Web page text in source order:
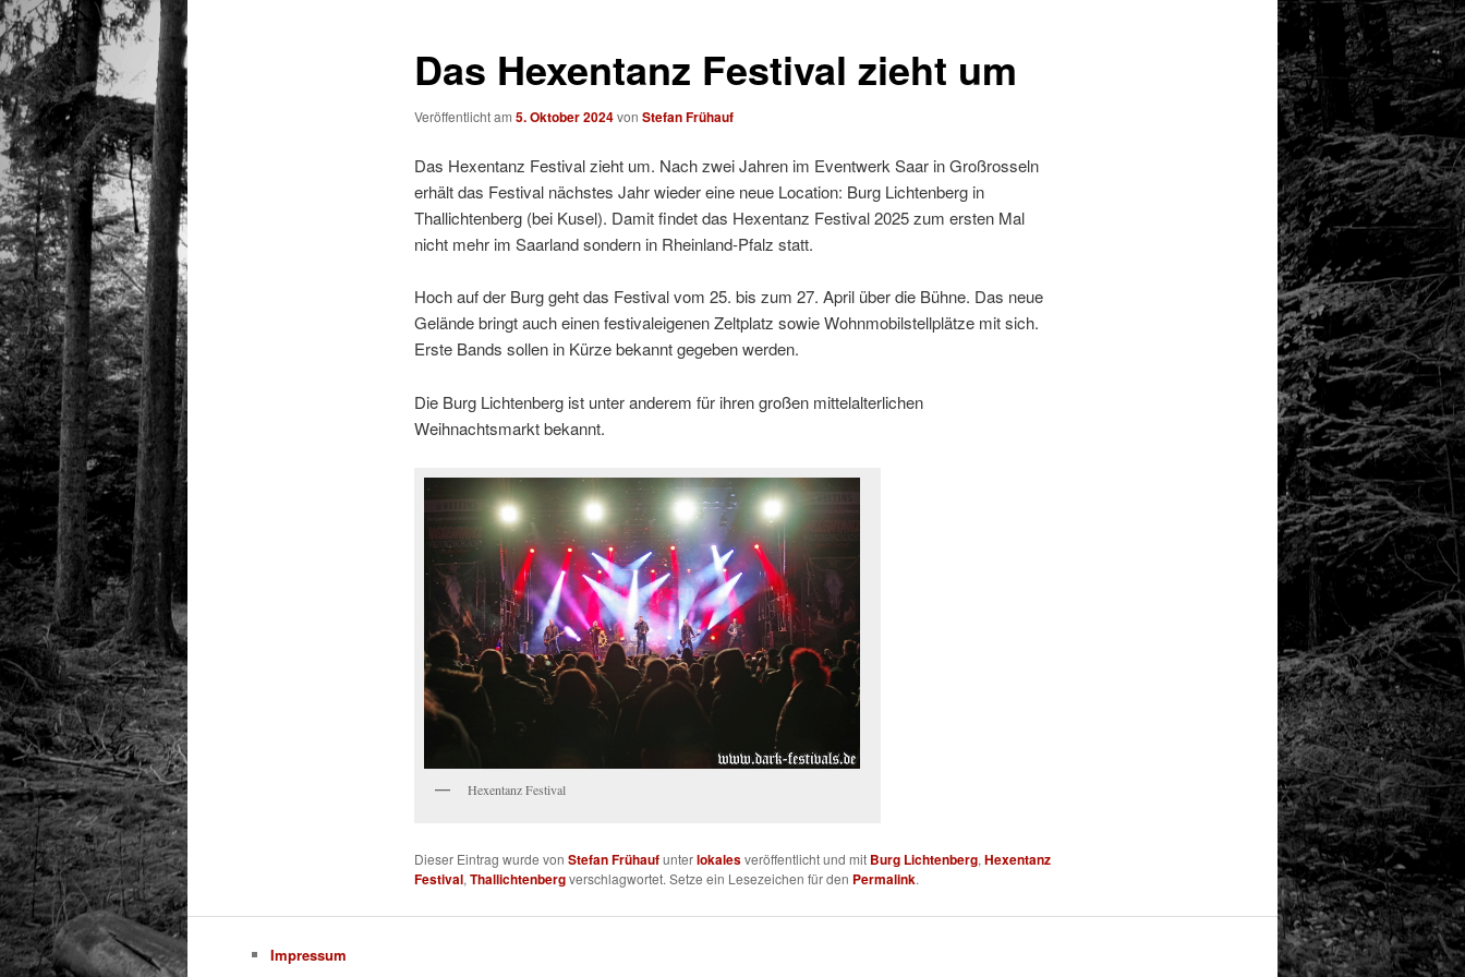
Das Hexentanz Festival zieht um
Veröffentlicht am 5. Oktober 2024von Stefan Frühauf
Das Hexentanz Festival zieht um. Nach zwei Jahren im Eventwerk Saar in Großrosseln
erhält das Festival nächstes Jahr wieder eine neue Location: Burg Lichtenberg in
Thallichtenberg (bei Kusel). Damit findet das Hexentanz Festival 2025 zum ersten Mal
nicht mehr im Saarland sondern in Rheinland-Pfalz statt.
Hoch auf der Burg geht das Festival vom 25. bis zum 27. April über die Bühne. Das neue
Gelände bringt auch einen festivaleigenen Zeltplatz sowie Wohnmobilstellplätze mit sich.
Erste Bands sollen in Kürze bekannt gegeben werden.
Die Burg Lichtenberg ist unter anderem für ihren großen mittelalterlichen
Weihnachtsmarkt bekannt.
Hexentanz Festival
Dieser Eintrag wurde von Stefan Frühaufunterlokalesveröffentlicht und mit Burg Lichtenberg, Hexentanz
Festival, Thallichtenbergverschlagwortet. Setze ein Lesezeichen für den Permalink.
Impressum